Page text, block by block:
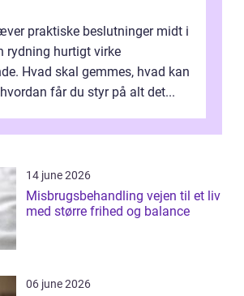
praktiske beslutninger midt i
rydning hurtigt virke
Hvad skal gemmes, hvad kan
får du styr på alt det...
14 june 2026
Misbrugsbehandling vejen til et liv
med større frihed og balance
06 june 2026